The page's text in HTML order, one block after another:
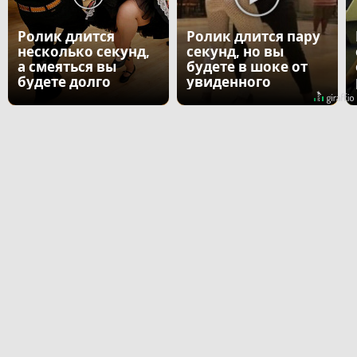
Ролик длится
несколько секунд,
а смеяться вы
будете долго
Ролик длится пару
секунд, но вы
будете в шоке от
увиденного